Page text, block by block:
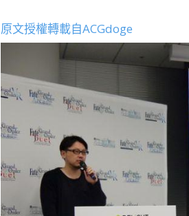
原文授權轉載自ACGdoge